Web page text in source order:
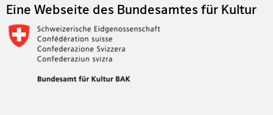
Eine Webseite des Bundesamtes für Kultur